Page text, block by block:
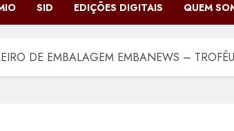
SID EDIÇÕES DIGITAIS QUEM
DE EMBALAGEM EMBANEWS –